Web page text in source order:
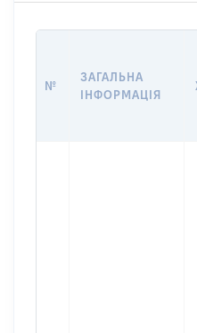
№
ЗАГАЛЬНА
ІНФОРМАЦІЯ